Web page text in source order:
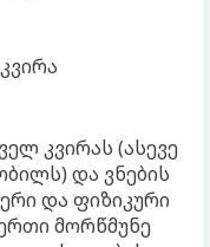
კვირას (ასევე
და ვნების
და ფიზიკური
მორწმუნე